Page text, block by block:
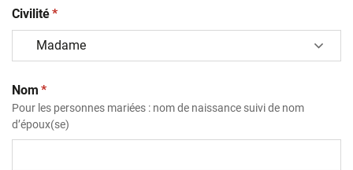
Civilité(obligatoire)
*
Nom (obligatoire)
*
Pour les personnes mariées : nom de naissance suivi de nom
d’époux(se)